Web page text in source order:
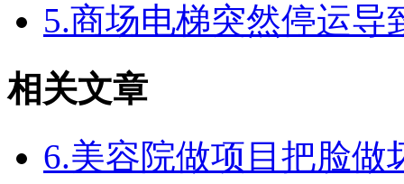
5.商场电梯突然停运
相关文章
6.美容院做项目把脸做